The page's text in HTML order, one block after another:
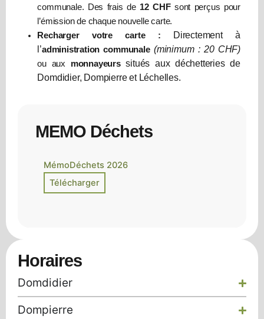
communale. Des frais de 12 CHFsont perçus pour
l’émission de chaque nouvelle carte.
Recharger votre carte :
Directement à
l’administration communale (minimum : 20 CHF)
ou aux monnayeurssitués aux déchetteries de
Domdidier, Dompierre et Léchelles.
MEMO Déchets
MémoDéchets 2026
Horaires
Domdidier
Dompierre